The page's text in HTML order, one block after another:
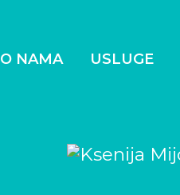
O NAMA USLUGE